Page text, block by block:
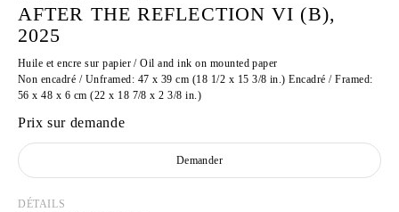
AFTER THE REFLECTION VI (B),
2025
Huile et encre sur papier / Oil and ink on mounted paper
Non encadré / Unframed: 47 x 39 cm (18 1/2 x 15 3/8 in.) Encadré / Framed:
56 x 48 x 6 cm (22 x 18 7/8 x 2 3/8 in.)
Prix sur demande
Demander
DÉTAILS